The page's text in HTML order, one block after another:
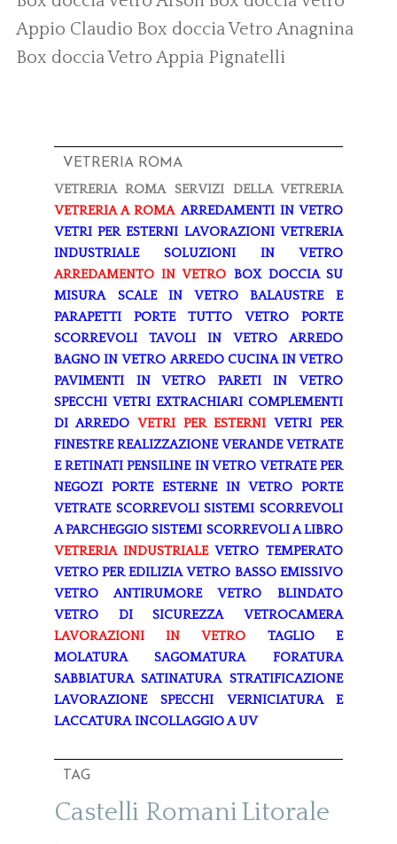
Appio Claudio Box doccia Vetro Anagnina
Box doccia Vetro Appia Pignatelli
VETRERIA ROMA
VETRERIA ROMA SERVIZI DELLA VETRERIA
VETRERIA A ROMA ARREDAMENTI IN VETRO
VETRI PER ESTERNI LAVORAZIONI VETRERIA
INDUSTRIALE
SOLUZIONI IN VETRO
ARREDAMENTO IN VETRO BOX DOCCIA SU
MISURA
SCALE IN VETRO
BALAUSTRE E
PARAPETTI
PORTE TUTTO VETRO
PORTE
SCORREVOLI
TAVOLI IN VETRO
ARREDO
BAGNO IN VETRO ARREDO CUCINA IN VETRO
PAVIMENTI IN VETRO
PARETI IN VETRO
SPECCHI VETRI EXTRACHIARI COMPLEMENTI
DI ARREDO VETRI PER ESTERNI VETRI PER
FINESTRE REALIZZAZIONE VERANDE VETRATE
E RETINATI PENSILINE IN VETRO VETRATE PER
NEGOZI PORTE ESTERNE IN VETRO PORTE
VETRATE SCORREVOLI SISTEMI SCORREVOLI
A PARCHEGGIO SISTEMI SCORREVOLI A LIBRO
VETRERIA INDUSTRIALE VETRO TEMPERATO
VETRO PER EDILIZIA VETRO BASSO EMISSIVO
VETRO ANTIRUMORE
VETRO BLINDATO
VETRO DI SICUREZZA
VETROCAMERA
LAVORAZIONI IN VETRO
TAGLIO E
MOLATURA
SAGOMATURA
FORATURA
SABBIATURA SATINATURA STRATIFICAZIONE
LAVORAZIONE SPECCHI
VERNICIATURA E
LACCATURA INCOLLAGGIO A UV
TAG
Castelli RomaniLitorale